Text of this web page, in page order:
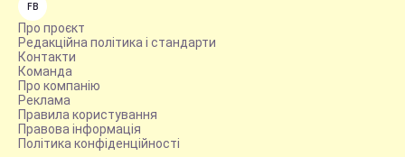
FB
Про проєкт
Редакційна політика і стандарти
Контакти
Команда
Про компанію
Реклама
Правила користування
Правова інформація
Політика конфіденційності